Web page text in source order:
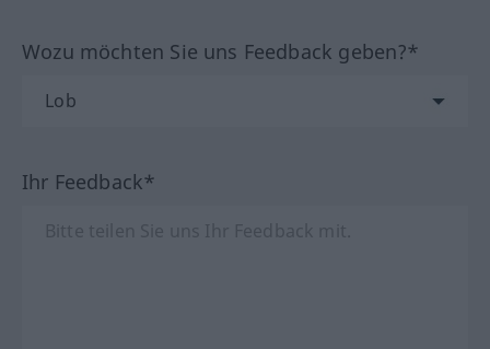
Wozu möchten Sie uns Feedback geben?*
Ihr Feedback*